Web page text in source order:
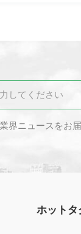
界ニュースをお届
ホットタ